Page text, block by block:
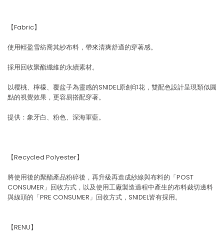
【Fabric】
使用輕盈雪紡喬其紗布料，帶來清爽舒適的穿著感。
採用回收聚酯纖維的永續素材。
以櫻桃、檸檬、覆盆子為靈感的SNIDEL原創印花，雙配色設計呈現類似圓
點的視覺效果，更容易搭配穿著。
提供：象牙白、粉色、深海軍藍。
【Recycled Polyester】
將使用後的聚酯產品粉碎後，再升級再造成紗線與布料的「POST
CONSUMER」回收方式，以及使用工廠製造過程中產生的布料裁切邊料
與線頭的「PRE CONSUMER」回收方式，SNIDEL皆有採用。
【RENU】